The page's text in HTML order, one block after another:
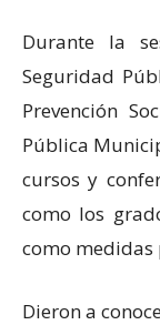
Durante la
Seguridad
Prevención
Pública
cursos y
como los
como medidas
Dieron a